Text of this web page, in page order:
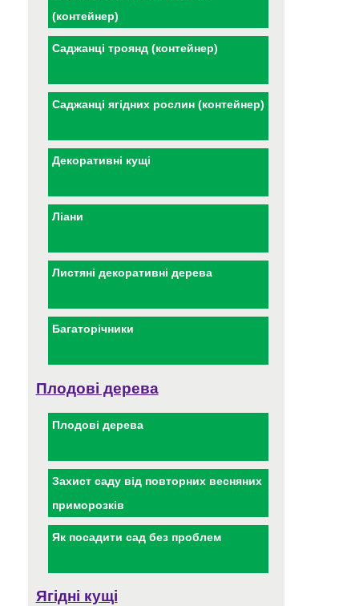
(контейнер)
Саджанці троянд (контейнер)
Саджанці ягідних рослин (контейнер)
Декоративні кущі
Ліани
Листяні декоративні дерева
Багаторічники
Плодові дерева
Плодові дерева
Захист саду від повторних весняних
приморозків
Як посадити сад без проблем
Ягідні кущі